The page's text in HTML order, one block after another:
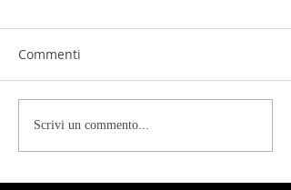
Commenti
Scrivi un commento...